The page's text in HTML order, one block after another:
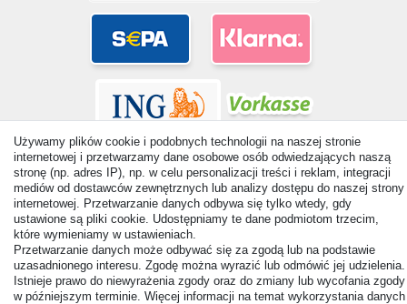
© Copyright 2026 | Wszelkie prawa zastrzezone. - All rights
reserved. Prices incl. VAT. 19% VAT Basic prices see article detail
| * Applies to deliveries to the UK!
Używamy plików cookie i podobnych technologii na naszej stronie
internetowej i przetwarzamy dane osobowe osób odwiedzających naszą
stronę (np. adres IP), np. w celu personalizacji treści i reklam, integracji
mediów od dostawców zewnętrznych lub analizy dostępu do naszej strony
internetowej. Przetwarzanie danych odbywa się tylko wtedy, gdy
ustawione są pliki cookie. Udostępniamy te dane podmiotom trzecim,
które wymieniamy w ustawieniach.
Przetwarzanie danych może odbywać się za zgodą lub na podstawie
uzasadnionego interesu. Zgodę można wyrazić lub odmówić jej udzielenia.
Istnieje prawo do niewyrażenia zgody oraz do zmiany lub wycofania zgody
w późniejszym terminie. Więcej informacji na temat wykorzystania danych
Odstąp od umowy tutaj Kontakt